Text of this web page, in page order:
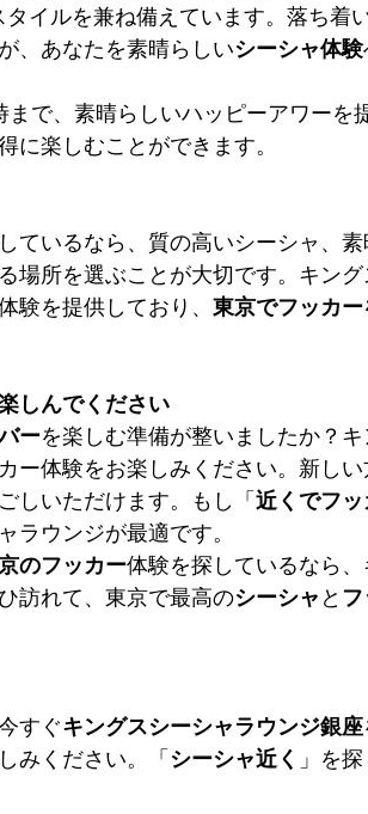
イルを兼ね備えています。落ち着
、あなたを素晴らしいシーシャ体験
まで、素晴らしいハッピーアワーを
に楽しむことができます。
ているなら、質の高いシーシャ、素
場所を選ぶことが大切です。キング
験を提供しており、 東京でフッカー
しんでください
ーを楽しむ準備が整いましたか？キ
ー体験をお楽しみください。新しい
しいただけます。もし「 近くでフッ
ラウンジが最適です。
のフッカー体験を探しているなら、
訪れて、東京で最高のシーシャ と フ
すぐキングスシーシャラウンジ銀座
みください。「 シーシャ近く 」を探